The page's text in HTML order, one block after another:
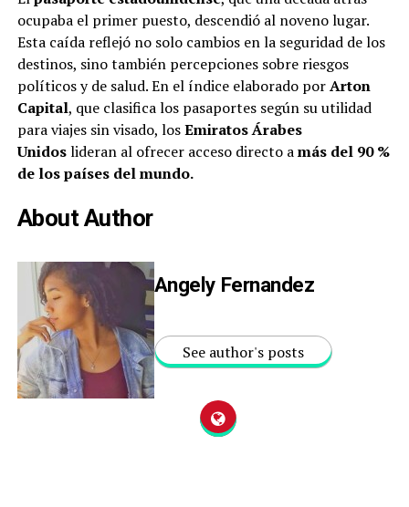
ocupaba el primer puesto, descendió al noveno lugar.
Esta caída reflejó no solo cambios en la seguridad de los
destinos, sino también percepciones sobre riesgos
políticos y de salud. En el índice elaborado porArton
Capital, que clasifica los pasaportes según su utilidad
para viajes sin visado, losEmiratos Árabes
Unidoslideran al ofrecer acceso directo amás del 90 %
de los países del mundo.
About Author
Angely Fernandez
See author's posts